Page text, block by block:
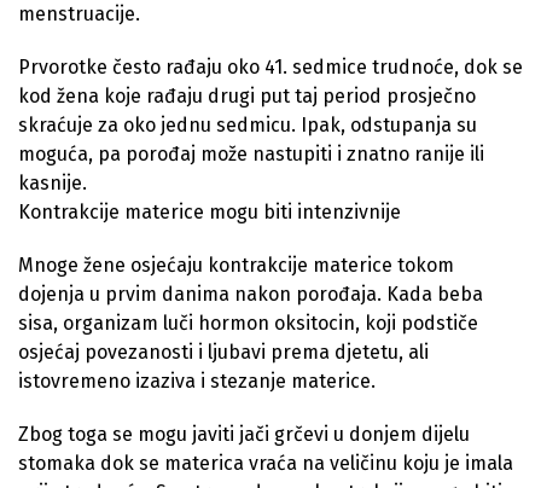
menstruacije.
Prvorotke često rađaju oko 41. sedmice trudnoće, dok se
kod žena koje rađaju drugi put taj period prosječno
skraćuje za oko jednu sedmicu. Ipak, odstupanja su
moguća, pa porođaj može nastupiti i znatno ranije ili
kasnije.
Kontrakcije materice mogu biti intenzivnije
Mnoge žene osjećaju kontrakcije materice tokom
dojenja u prvim danima nakon porođaja. Kada beba
sisa, organizam luči hormon oksitocin, koji podstiče
osjećaj povezanosti i ljubavi prema djetetu, ali
istovremeno izaziva i stezanje materice.
Zbog toga se mogu javiti jači grčevi u donjem dijelu
stomaka dok se materica vraća na veličinu koju je imala